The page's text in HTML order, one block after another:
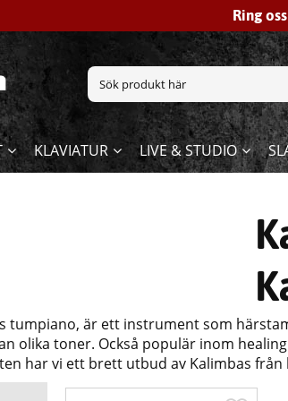
Ring
KLAVIATUR LIVE & STUDIO
tumpiano, är ett instrument som
olika toner. Också populär inom
har vi ett brett utbud av Kalimbas